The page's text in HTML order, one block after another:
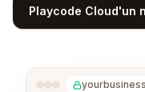
Playcode Cloud'un